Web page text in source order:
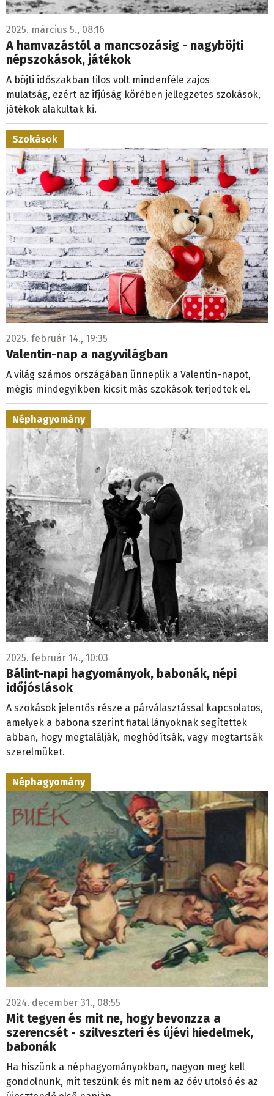
2025. március 5., 08:16
A hamvazástól a mancsozásig - nagyböjti
népszokások, játékok
A böjti időszakban tilos volt mindenféle zajos
mulatság, ezért az ifjúság körében jellegzetes szokások,
játékok alakultak ki.
Szokások
2025. február 14., 19:35
Valentin-nap a nagyvilágban
A világ számos országában ünneplik a Valentin-napot,
mégis mindegyikben kicsit más szokások terjedtek el.
Néphagyomány
2025. február 14., 10:03
Bálint-napi hagyományok, babonák, népi
időjóslások
A szokások jelentős része a párválasztással kapcsolatos,
amelyek a babona szerint fiatal lányoknak segítettek
abban, hogy megtalálják, meghódítsák, vagy megtartsák
szerelmüket.
Néphagyomány
2024. december 31., 08:55
Mit tegyen és mit ne, hogy bevonzza a
szerencsét - szilveszteri és újévi hiedelmek,
babonák
Ha hiszünk a néphagyományokban, nagyon meg kell
gondolnunk, mit teszünk és mit nem az óév utolsó és az